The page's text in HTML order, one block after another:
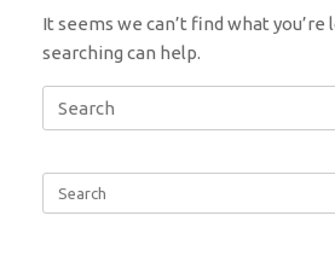
It seems we can’t find what
searching can help.
Search
for: